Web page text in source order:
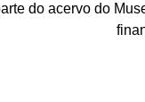
do acervo do